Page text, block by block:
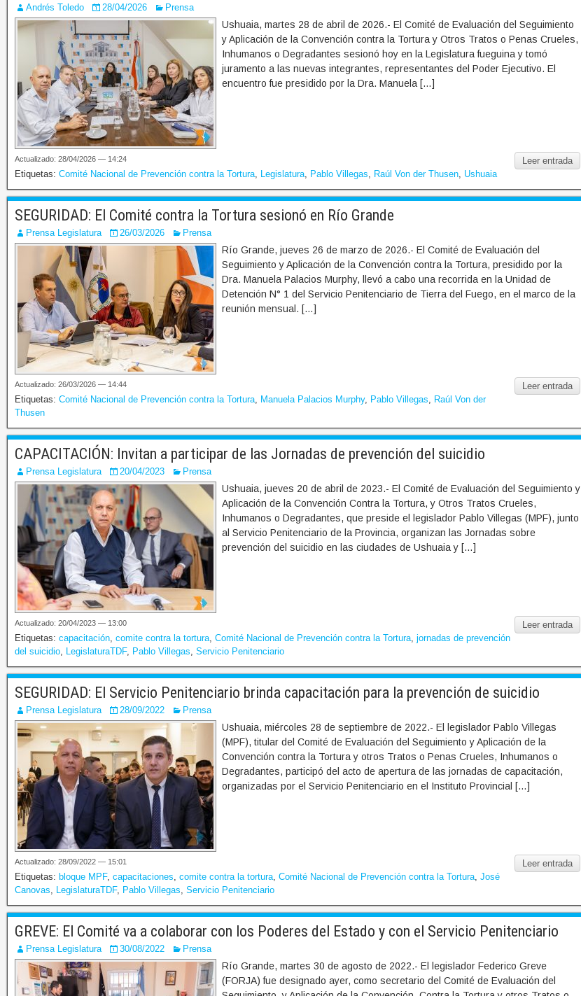
Andrés Toledo 28/04/2026 Prensa
Ushuaia, martes 28 de abril de 2026.- El Comité de Evaluación del Seguimiento
y Aplicación de la Convención contra la Tortura y Otros Tratos o Penas Crueles,
Inhumanos o Degradantes sesionó hoy en la Legislatura fueguina y tomó
juramento a las nuevas integrantes, representantes del Poder Ejecutivo. El
encuentro fue presidido por la Dra. Manuela […]
Leer entrada
Actualizado: 28/04/2026 — 14:24
Etiquetas: Comité Nacional de Prevención contra la Tortura, Legislatura, Pablo Villegas, Raúl Von der Thusen, Ushuaia
SEGURIDAD: El Comité contra la Tortura sesionó en Río Grande
Prensa Legislatura 26/03/2026 Prensa
Río Grande, jueves 26 de marzo de 2026.- El Comité de Evaluación del
Seguimiento y Aplicación de la Convención contra la Tortura, presidido por la
Dra. Manuela Palacios Murphy, llevó a cabo una recorrida en la Unidad de
Detención N° 1 del Servicio Penitenciario de Tierra del Fuego, en el marco de la
reunión mensual. […]
Leer entrada
Actualizado: 26/03/2026 — 14:44
Etiquetas: Comité Nacional de Prevención contra la Tortura, Manuela Palacios Murphy, Pablo Villegas, Raúl Von der
Thusen
CAPACITACIÓN: Invitan a participar de las Jornadas de prevención del suicidio
Prensa Legislatura 20/04/2023 Prensa
Ushuaia, jueves 20 de abril de 2023.- El Comité de Evaluación del Seguimiento y
Aplicación de la Convención Contra la Tortura, y Otros Tratos Crueles,
Inhumanos o Degradantes, que preside el legislador Pablo Villegas (MPF), junto
al Servicio Penitenciario de la Provincia, organizan las Jornadas sobre
prevención del suicidio en las ciudades de Ushuaia y […]
Leer entrada
Actualizado: 20/04/2023 — 13:00
Etiquetas: capacitación, comite contra la tortura, Comité Nacional de Prevención contra la Tortura, jornadas de prevención
del suicidio, LegislaturaTDF, Pablo Villegas, Servicio Penitenciario
SEGURIDAD: El Servicio Penitenciario brinda capacitación para la prevención de suicidio
Prensa Legislatura 28/09/2022 Prensa
Ushuaia, miércoles 28 de septiembre de 2022.- El legislador Pablo Villegas
(MPF), titular del Comité de Evaluación del Seguimiento y Aplicación de la
Convención contra la Tortura y otros Tratos o Penas Crueles, Inhumanos o
Degradantes, participó del acto de apertura de las jornadas de capacitación,
organizadas por el Servicio Penitenciario en el Instituto Provincial […]
Leer entrada
Actualizado: 28/09/2022 — 15:01
Etiquetas: bloque MPF, capacitaciones, comite contra la tortura, Comité Nacional de Prevención contra la Tortura, José
Canovas, LegislaturaTDF, Pablo Villegas, Servicio Penitenciario
GREVE: El Comité va a colaborar con los Poderes del Estado y con el Servicio Penitenciario
Prensa Legislatura 30/08/2022 Prensa
Río Grande, martes 30 de agosto de 2022.- El legislador Federico Greve
(FORJA) fue designado ayer, como secretario del Comité de Evaluación del